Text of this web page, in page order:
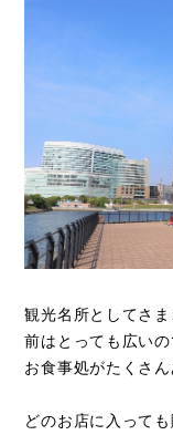
観光名所としてさ
前はとっても広い
お食事処がたくさん
どのお店に入って